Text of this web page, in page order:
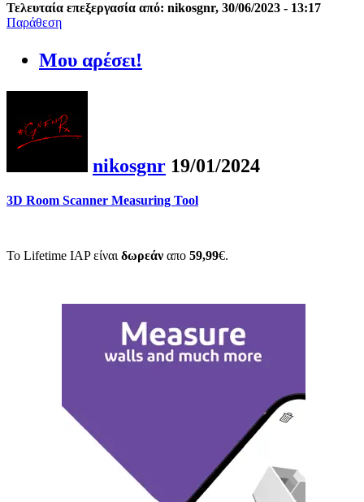
Τελευταία επεξεργασία από: nikosgnr, 30/06/2023 - 13:17
Παράθεση
Μου αρέσει!
nikosgnr 19/01/2024
3D Room Scanner Measuring Tool
To Lifetime IAP είναι δωρεάν απο 59,99€.